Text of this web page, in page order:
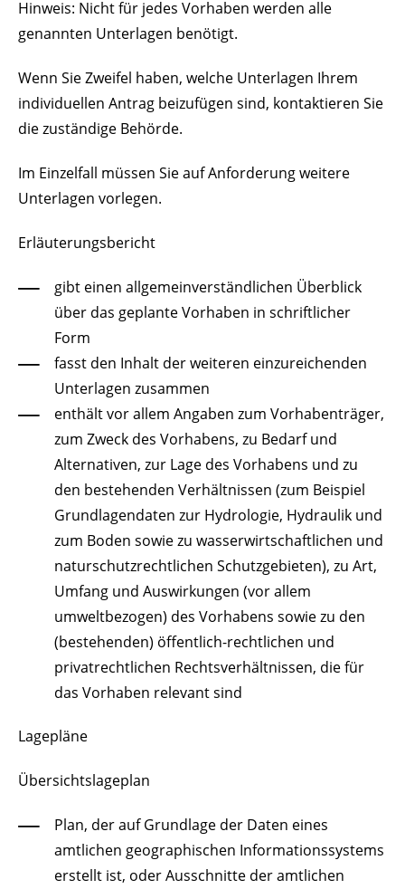
Hinweis: Nicht für jedes Vorhaben werden alle
genannten Unterlagen benötigt.
Wenn Sie Zweifel haben, welche Unterlagen Ihrem
individuellen Antrag beizufügen sind, kontaktieren Sie
die zuständige Behörde.
Im Einzelfall müssen Sie auf Anforderung weitere
Unterlagen vorlegen.
Erläuterungsbericht
gibt einen allgemeinverständlichen Überblick
über das geplante Vorhaben in schriftlicher
Form
fasst den Inhalt der weiteren einzureichenden
Unterlagen zusammen
enthält vor allem Angaben zum Vorhabenträger,
zum Zweck des Vorhabens, zu Bedarf und
Alternativen, zur Lage des Vorhabens und zu
den bestehenden Verhältnissen (zum Beispiel
Grundlagendaten zur Hydrologie, Hydraulik und
zum Boden sowie zu wasserwirtschaftlichen und
naturschutzrechtlichen Schutzgebieten), zu Art,
Umfang und Auswirkungen (vor allem
umweltbezogen) des Vorhabens sowie zu den
(bestehenden) öffentlich-rechtlichen und
privatrechtlichen Rechtsverhältnissen, die für
das Vorhaben relevant sind
Lagepläne
Übersichtslageplan
Plan, der auf Grundlage der Daten eines
amtlichen geographischen Informationssystems
erstellt ist, oder Ausschnitte der amtlichen